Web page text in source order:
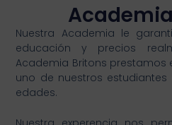
Nuestra Academia le
educación y precios
Academia Britons
uno de nuestros
edades.